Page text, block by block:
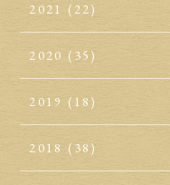
2021 (22)
2020 (35)
2019 (18)
2018 (38)